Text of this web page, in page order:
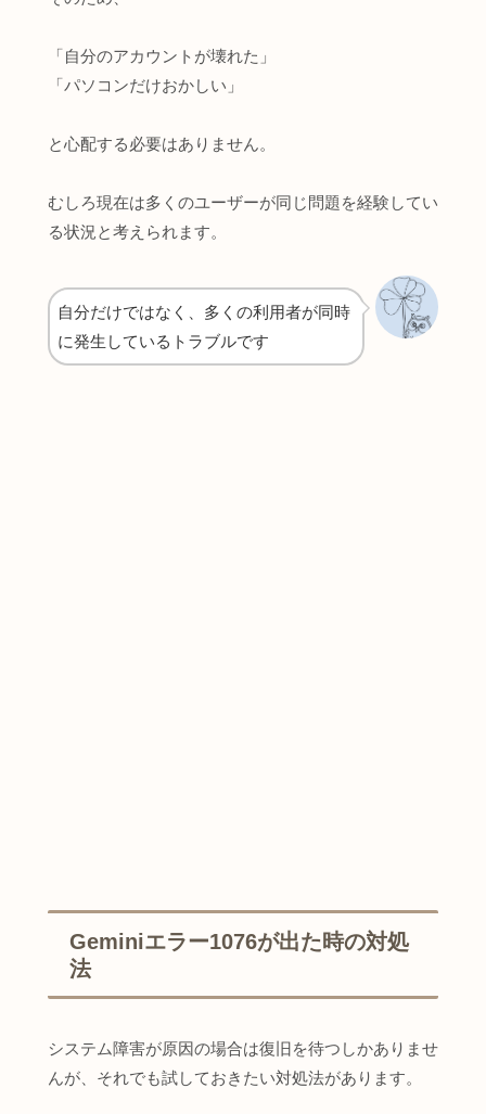
「自分のアカウントが壊れた」
「パソコンだけおかしい」
と心配する必要はありません。
むしろ現在は多くのユーザーが同じ問題を経験してい
る状況と考えられます。
自分だけではなく、多くの利用者が同時
に発生しているトラブルです
Geminiエラー1076が出た時の対処
法
システム障害が原因の場合は復旧を待つしかありませ
んが、それでも試しておきたい対処法があります。